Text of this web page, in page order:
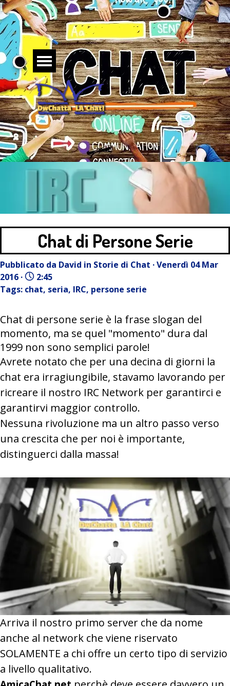
Vai ai contenuti
Salta menù
Chat di Persone Serie
Pubblicato da David in Storie di Chat · Venerdì 04 Mar
2016 ·
2:45
Tags: chat, seria, IRC, persone serie
Chat di persone serie è la frase slogan del
momento, ma se quel "momento" dura dal
1999 non sono semplici parole!
Avrete notato che per una decina di giorni la
chat era irragiungibile, stavamo lavorando per
ricreare il nostro IRC Network per garantirci e
garantirvi maggior controllo.
Nessuna rivoluzione ma un altro passo verso
una crescita che per noi è importante,
distinguerci dalla massa!
Arriva il nostro primo server che da nome
anche al network che viene riservato
SOLAMENTE a chi offre un certo tipo di servizio
a livello qualitativo.